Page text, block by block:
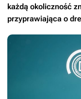
każdą okoliczność
przyprawiająca o